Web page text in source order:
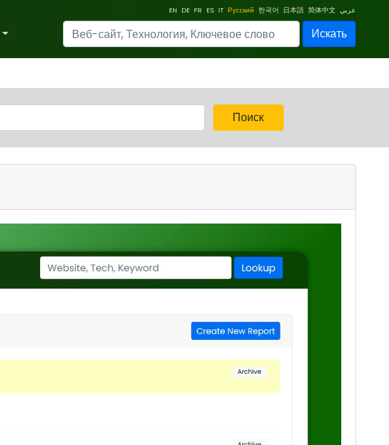
EN DE FR ES IT Русский 한국어 日本語 简体中文 عربي
Искать
Поиск